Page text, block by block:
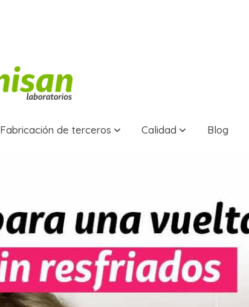
Fabricación de terceros Calidad Blog